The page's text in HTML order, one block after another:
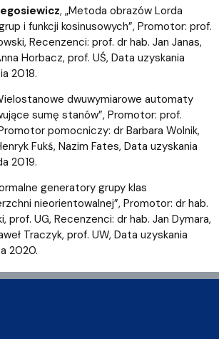
, „Metoda obrazów Lorda
i funkcji kosinusowych”, Promotor: prof.
Recenzenci: prof. dr hab. Jan Janas,
Horbacz, prof. UŚ, Data uzyskania
2018.
dwuwymiarowe automaty
sumę stanów”, Promotor: prof.
pomocniczy: dr Barbara Wolnik,
Fukś, Nazim Fates, Data uzyskania
2019.
generatory grupy klas
nieorientowalnej”, Promotor: dr hab.
prof. UG, Recenzenci: dr hab. Jan Dymara,
Traczyk, prof. UW, Data uzyskania
2020.